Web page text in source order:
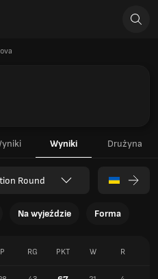
Wyniki Drużyna
Round
Na wyjeździe Forma
P RG PKT W R